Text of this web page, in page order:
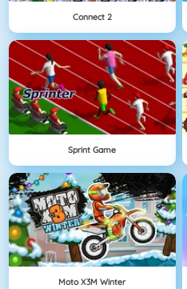
Connect 2
Sprint Game
Moto X3M Winter